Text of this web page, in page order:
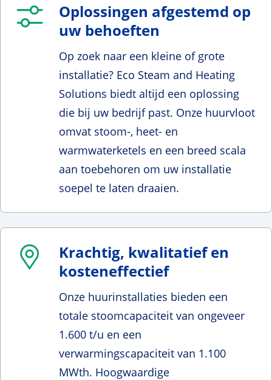
Oplossingen afgestemd op
uw behoeften
Op zoek naar een kleine of grote
installatie? Eco Steam and Heating
Solutions biedt altijd een oplossing
die bij uw bedrijf past. Onze huurvloot
omvat stoom-, heet- en
warmwaterketels en een breed scala
aan toebehoren om uw installatie
soepel te laten draaien.
Krachtig, kwalitatief en
kosteneffectief
Onze huurinstallaties bieden een
totale stoomcapaciteit van ongeveer
1.600 t/u en een
verwarmingscapaciteit van 1.100
MWth. Hoogwaardige